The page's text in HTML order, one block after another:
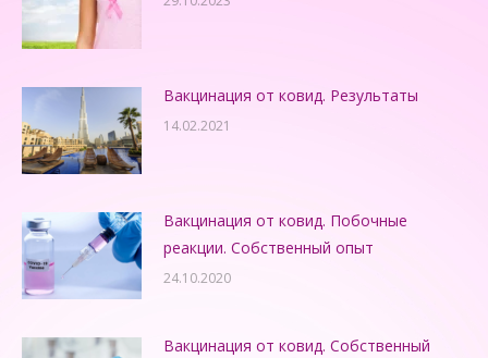
Вакцинация от ковид. Результаты
14.02.2021
Вакцинация от ковид. Побочные
реакции. Собственный опыт
24.10.2020
Вакцинация от ковид. Собственный